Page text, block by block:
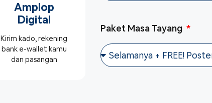
Amplop
Digital
Kirim kado, rekening
bank e-wallet kamu
dan pasangan
Paket Masa Tayang